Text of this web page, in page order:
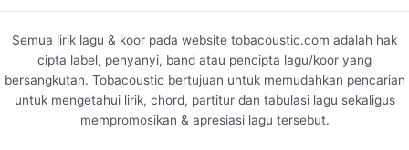
Semua lirik lagu & koor pada website tobacoustic.com adalah hak
cipta label, penyanyi, band atau pencipta lagu/koor yang
bersangkutan. Tobacoustic bertujuan untuk memudahkan pencarian
untuk mengetahui lirik, chord, partitur dan tabulasi lagu sekaligus
mempromosikan & apresiasi lagu tersebut.